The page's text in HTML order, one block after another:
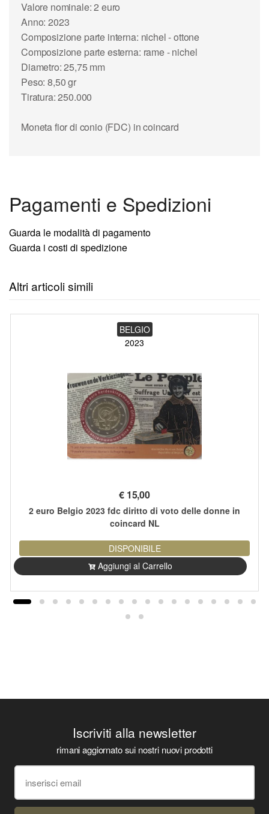
Valore nominale: 2 euro
Anno: 2023
Composizione parte interna: nichel - ottone
Composizione parte esterna: rame - nichel
Diametro: 25,75 mm
Peso: 8,50 gr
Tiratura: 250.000
Moneta fior di conio (FDC) in coincard
Pagamenti e Spedizioni
Guarda le modalità di pagamento
Guarda i costi di spedizione
Altri articoli simili
BELGIO
2023
€ 15,00
2 euro Belgio 2023 fdc diritto di voto delle donne in
coincard NL
DISPONIBILE
Aggiungi al Carrello
Iscriviti alla newsletter
rimani aggiornato sui nostri nuovi prodotti